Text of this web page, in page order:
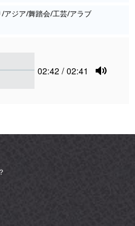
アジア/舞踏会/工芸/アラブ
Current
02:42 / 02:41